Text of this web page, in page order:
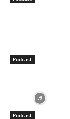
Podcast
Podcast